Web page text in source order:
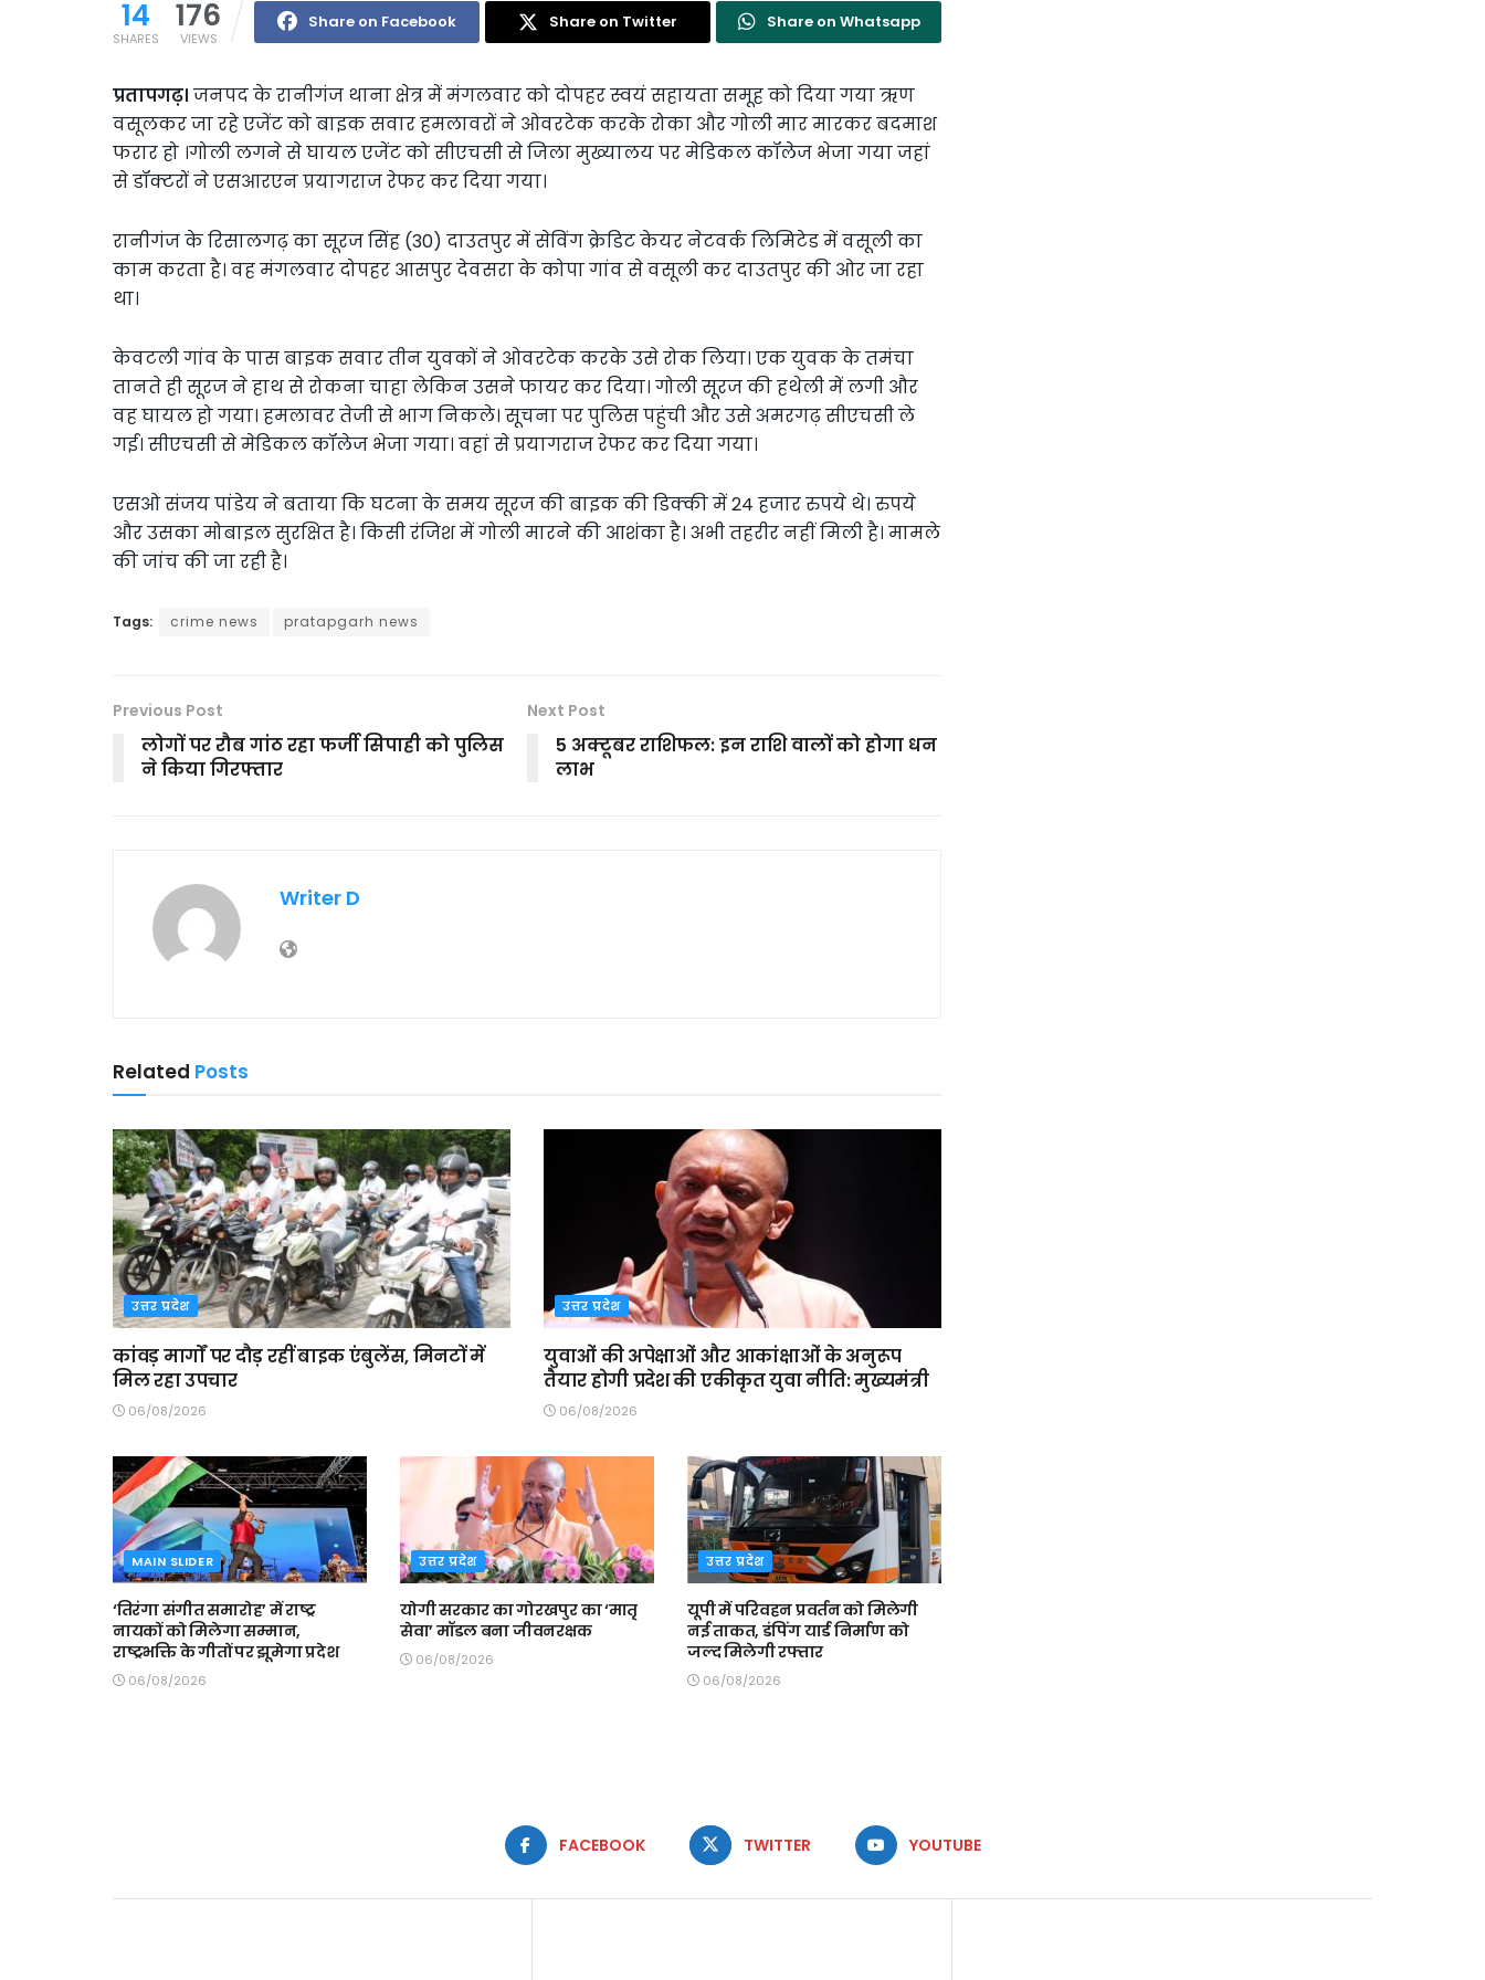
14
SHARES
176
VIEWS
Share on Facebook Share on Twitter Share on Whatsapp
प्रतापगढ़। जनपद के रानीगंज थाना क्षेत्र में मंगलवार को दोपहर स्वयं सहायता समूह को दिया गया ऋण
वसूलकर जा रहे एजेंट को बाइक सवार हमलावरों ने ओवरटेक करके रोका और गोली मार मारकर बदमाश
फरार हो ।गोली लगने से घायल एजेंट को सीएचसी से जिला मुख्यालय पर मेडिकल कॉलेज भेजा गया जहां
से डॉक्टरों ने एसआरएन प्रयागराज रेफर कर दिया गया।
रानीगंज के रिसालगढ़ का सूरज सिंह (30) दाउतपुर में सेविंग क्रेडिट केयर नेटवर्क लिमिटेड में वसूली का
काम करता है। वह मंगलवार दोपहर आसपुर देवसरा के कोपा गांव से वसूली कर दाउतपुर की ओर जा रहा
था।
केवटली गांव के पास बाइक सवार तीन युवकों ने ओवरटेक करके उसे रोक लिया। एक युवक के तमंचा
तानते ही सूरज ने हाथ से रोकना चाहा लेकिन उसने फायर कर दिया। गोली सूरज की हथेली में लगी और
वह घायल हो गया। हमलावर तेजी से भाग निकले। सूचना पर पुलिस पहुंची और उसे अमरगढ़ सीएचसी ले
गई। सीएचसी से मेडिकल कॉलेज भेजा गया। वहां से प्रयागराज रेफर कर दिया गया।
एसओ संजय पांडेय ने बताया कि घटना के समय सूरज की बाइक की डिक्की में 24 हजार रुपये थे। रुपये
और उसका मोबाइल सुरक्षित है। किसी रंजिश में गोली मारने की आशंका है। अभी तहरीर नहीं मिली है। मामले
की जांच की जा रही है।
Tags: crime news pratapgarh news
Previous Post
लोगों पर रौब गांठ रहा फर्जी सिपाही को पुलिस
ने किया गिरफ्तार
Next Post
5 अक्टूबर राशिफल: इन राशि वालों को होगा धन
लाभ
Writer D
Related Posts
उत्तर प्रदेश
कांवड़ मार्गों पर दौड़ रहीं बाइक एंबुलेंस, मिनटों में
मिल रहा उपचार
06/08/2026
उत्तर प्रदेश
युवाओं की अपेक्षाओं और आकांक्षाओं के अनुरूप
तैयार होगी प्रदेश की एकीकृत युवा नीति: मुख्यमंत्री
06/08/2026
MAIN SLIDER
‘तिरंगा संगीत समारोह’ में राष्ट्र
नायकों को मिलेगा सम्मान,
राष्ट्रभक्ति के गीतों पर झूमेगा प्रदेश
06/08/2026
उत्तर प्रदेश
योगी सरकार का गोरखपुर का ‘मातृ
सेवा’ मॉडल बना जीवनरक्षक
06/08/2026
उत्तर प्रदेश
यूपी में परिवहन प्रवर्तन को मिलेगी
नई ताकत, डंपिंग यार्ड निर्माण को
जल्द मिलेगी रफ्तार
06/08/2026
FACEBOOK TWITTER YOUTUBE